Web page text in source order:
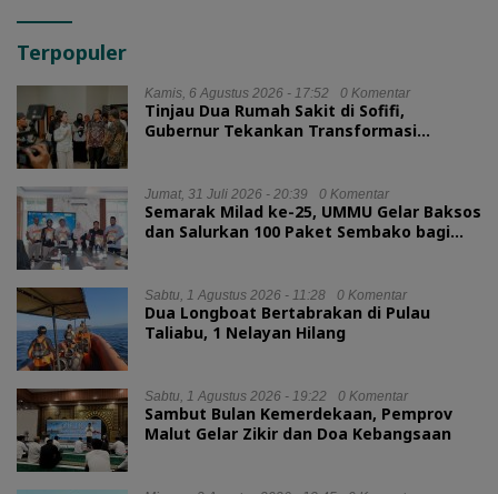
Terpopuler
Kamis, 6 Agustus 2026 - 17:52 0 Komentar
Tinjau Dua Rumah Sakit di Sofifi,
Gubernur Tekankan Transformasi
Jumat, 31 Juli 2026 - 20:39 0 Komentar
Semarak Milad ke-25, UMMU Gelar Baksos
dan Salurkan 100 Paket Sembako bagi
Sabtu, 1 Agustus 2026 - 11:28 0 Komentar
Dua Longboat Bertabrakan di Pulau
Taliabu, 1 Nelayan Hilang
Sabtu, 1 Agustus 2026 - 19:22 0 Komentar
Sambut Bulan Kemerdekaan, Pemprov
Malut Gelar Zikir dan Doa Kebangsaan